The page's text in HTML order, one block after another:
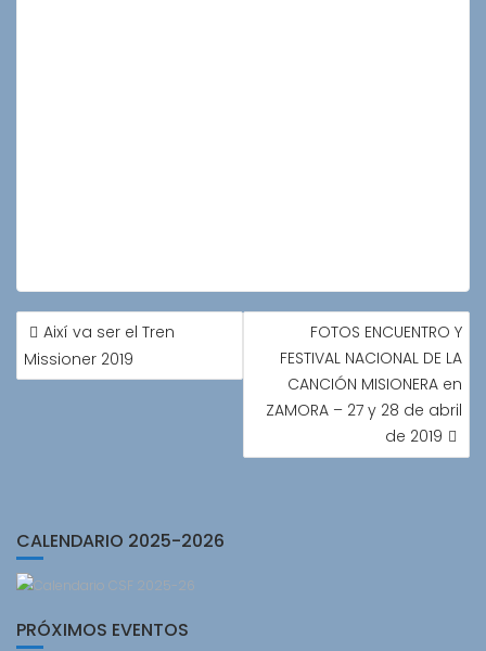
NAVEGACIÓN
DE
ENTRADAS
Així va ser el Tren
Missioner 2019
FOTOS ENCUENTRO Y
FESTIVAL NACIONAL DE LA
CANCIÓN MISIONERA en
ZAMORA – 27 y 28 de abril
de 2019
CALENDARIO 2025-2026
PRÓXIMOS EVENTOS